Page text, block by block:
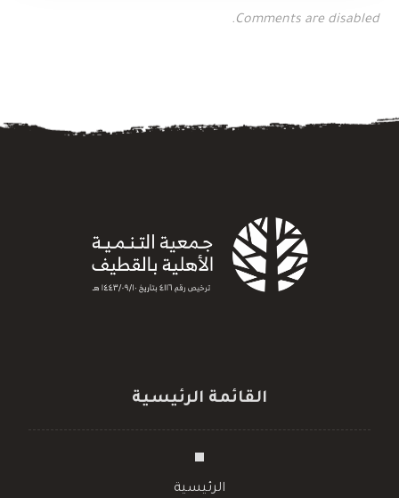
Comments are disabled.
القائمة الرئيسية
الرئيسية